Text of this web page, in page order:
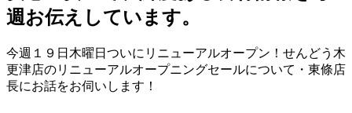
週お伝えしています。
今週１９日木曜日ついにリニューアルオープン！せんどう木
更津店のリニューアルオープニングセールについて・東條店
長にお話をお伺いします！